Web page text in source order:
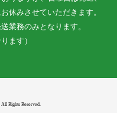
休みさせていただきます。
業務のみとなります。
ます）
Rights Reserved.